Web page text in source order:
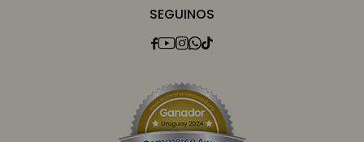
SEGUINOS
